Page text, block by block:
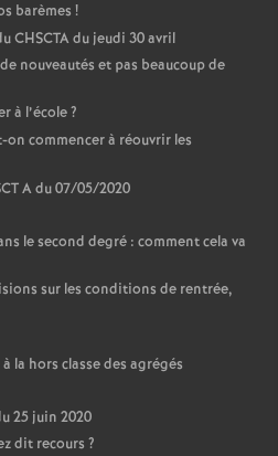
barèmes !
CHSCTA du jeudi 30 avril
nouveautés et pas beaucoup de
à l’école?
commencer à réouvrir les
A du 07/05/2020
le second degré : comment cela va
sur les conditions de rentrée,
la hors classe des agrégés
25 juin 2020
dit recours ?